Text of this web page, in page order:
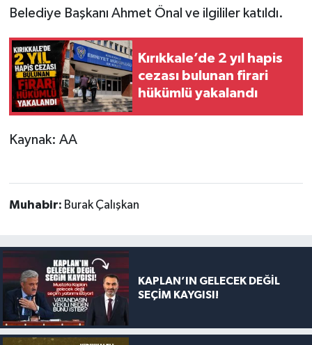
Belediye Başkanı Ahmet Önal ve ilgililer katıldı.
Kırıkkale’de 2 yıl hapis
cezası bulunan firari
hükümlü yakalandı
Kaynak: AA
Muhabir: Burak Çalışkan
KAPLAN’IN GELECEK DEĞİL
SEÇİM KAYGISI!